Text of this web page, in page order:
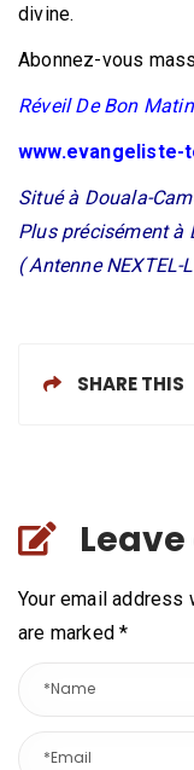
divine.
Abonnez-vous
Réveil De Bon Matin
www.evangeliste-
Situé à Douala-
Plus précisément à
( Antenne NEXTEL-
SHARE THIS
Your email
are marked*